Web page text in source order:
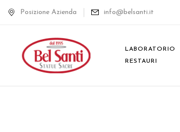
Posizione Azienda info@belsanti.it
LABORATORIO
RESTAURI